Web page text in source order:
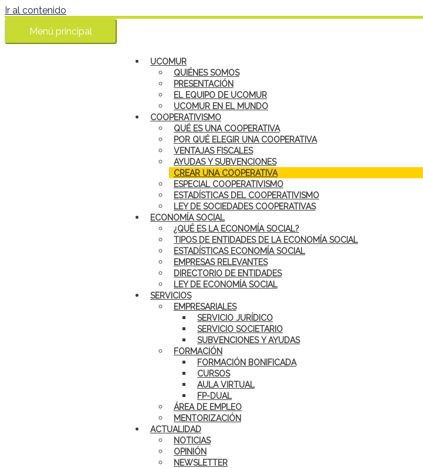
Ir al contenido
Menú principal
UCOMUR
QUIÉNES SOMOS
PRESENTACIÓN
EL EQUIPO DE UCOMUR
UCOMUR EN EL MUNDO
COOPERATIVISMO
QUÉ ES UNA COOPERATIVA
POR QUÉ ELEGIR UNA COOPERATIVA
VENTAJAS FISCALES
AYUDAS Y SUBVENCIONES
CREAR UNA COOPERATIVA
ESPECIAL COOPERATIVISMO
ESTADÍSTICAS DEL COOPERATIVISMO
LEY DE SOCIEDADES COOPERATIVAS
ECONOMÍA SOCIAL
¿QUÉ ES LA ECONOMÍA SOCIAL?
TIPOS DE ENTIDADES DE LA ECONOMÍA SOCIAL
ESTADÍSTICAS ECONOMÍA SOCIAL
EMPRESAS RELEVANTES
DIRECTORIO DE ENTIDADES
LEY DE ECONOMÍA SOCIAL
SERVICIOS
EMPRESARIALES
SERVICIO JURÍDICO
SERVICIO SOCIETARIO
SUBVENCIONES Y AYUDAS
FORMACIÓN
FORMACIÓN BONIFICADA
CURSOS
AULA VIRTUAL
FP-DUAL
ÁREA DE EMPLEO
MENTORIZACIÓN
ACTUALIDAD
NOTICIAS
OPINIÓN
NEWSLETTER